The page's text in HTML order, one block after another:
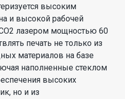
высоким
и высокой рабочей
лазером мощностью 60
печать не только из
материалов на базе
наполненные стеклом
высоких
но и из